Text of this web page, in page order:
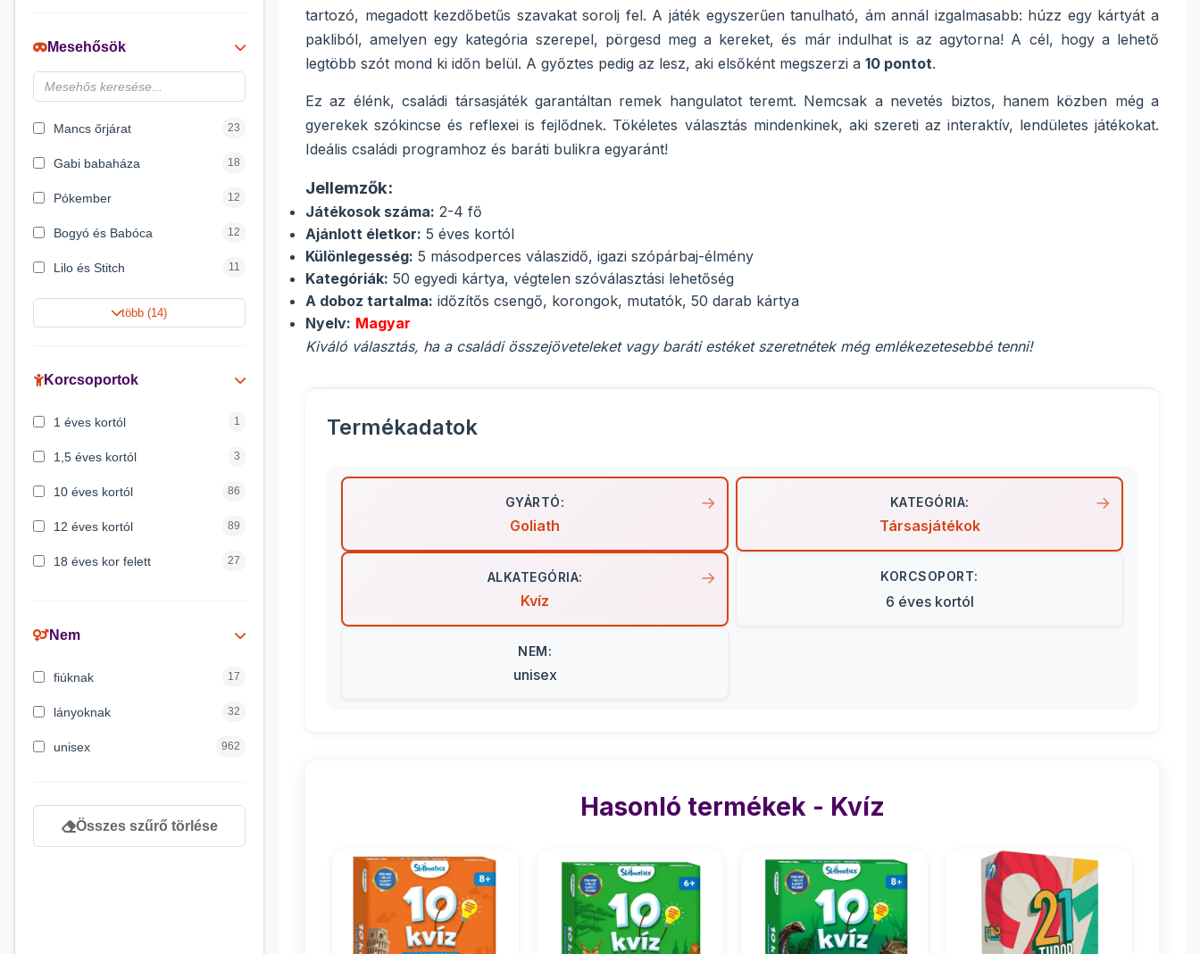
Noris
Disney hercegnők 6
Mesehősök
Mancs őrjárat 23
Gabi babaháza 18
Pókember 12
Bogyó és Babóca 12
Lilo és Stitch 11
Jégvarázs 9
Peppa malac
több (14)
Korcsoportok
1 éves kortól 1
1,5 éves kortól 3
10 éves kortól 86
12 éves kortól 89
18 éves kor felett 27
3 éves kortól 200
7 éves kortól 53
Nem
fiúknak 17
lányoknak 32
unisex 962
Összes szűrő törlése
tartozó, megadott kezdőbetűs szavakat sorolj fel. A játék egyszerűen tanulható, ám annál izgalmasabb: húzz egy kártyát a
pakliból, amelyen egy kategória szerepel, pörgesd meg a kereket, és már indulhat is az agytorna! A cél, hogy a lehető
legtöbb szót mond ki időn belül. A győztes pedig az lesz, aki elsőként megszerzi a 10 pontot.
Ez az élénk, családi társasjáték garantáltan remek hangulatot teremt. Nemcsak a nevetés biztos, hanem közben még a
gyerekek szókincse és reflexei is fejlődnek. Tökéletes választás mindenkinek, aki szereti az interaktív, lendületes játékokat.
Ideális családi programhoz és baráti bulikra egyaránt!
Jellemzők:
Játékosok száma: 2-4 fő
Ajánlott életkor: 5 éves kortól
Különlegesség: 5 másodperces válaszidő, igazi szópárbaj-élmény
Kategóriák: 50 egyedi kártya, végtelen szóválasztási lehetőség
A doboz tartalma: időzítős csengő, korongok, mutatók, 50 darab kártya
Nyelv: Magyar
Kiváló választás, ha a családi összejöveteleket vagy baráti estéket szeretnétek még emlékezetesebbé tenni!
Termékadatok
GYÁRTÓ:
Goliath
KATEGÓRIA:
Társasjátékok
ALKATEGÓRIA:
Kvíz
KORCSOPORT:
6 éves kortól
NEM:
unisex
Hasonló termékek - Kvíz